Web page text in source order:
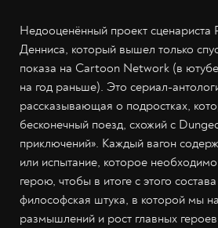
Недооценённый проект сценариста
Денниса, который вышел только
показа на Cartoon Network (в
на год раньше). Это сериал-
рассказывающая о подростках,
бесконечный поезд, схожий с
приключений». Каждый вагон
или испытание, которое
герою, чтобы в итоге с этого
философская штука, в которой мы
размышлений и рост главных